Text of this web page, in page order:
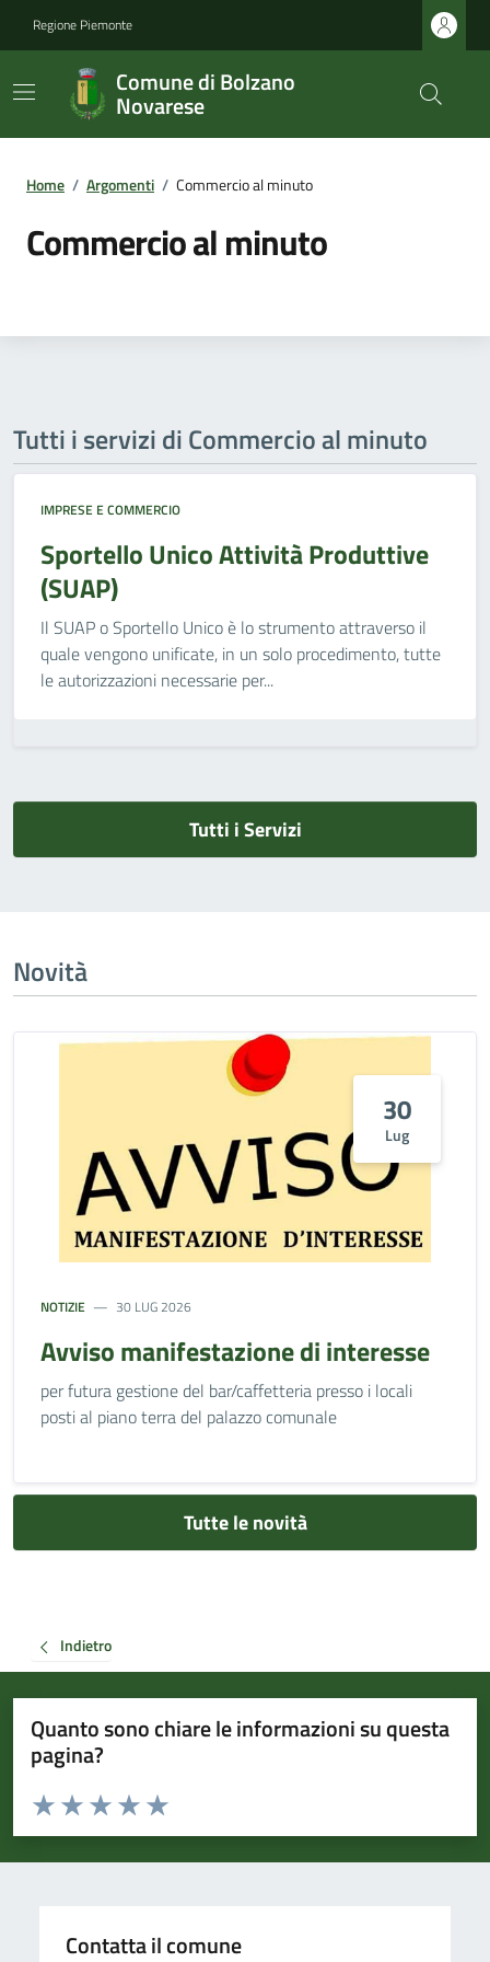
Regione Piemonte
Comune di Bolzano
Novarese
Home / Argomenti / Commercio al minuto
Commercio al minuto
Tutti i servizi di Commercio al minuto
IMPRESE E COMMERCIO
Sportello Unico Attività Produttive
(SUAP)
Il SUAP o Sportello Unico è lo strumento attraverso il
quale vengono unificate, in un solo procedimento, tutte
le autorizzazioni necessarie per...
Tutti i Servizi
Novità
30
Lug
NOTIZIE 30 LUG 2026
Avviso manifestazione di interesse
per futura gestione del bar/caffetteria presso i locali
posti al piano terra del palazzo comunale
Tutte le novità
Indietro
Quanto sono chiare le informazioni su questa
pagina?
Valuta da 1 a 5 stelle la pagina
Valuta 5 stelle su 5
Valuta 4 stelle su 5
Valuta 3 stelle su 5
Valuta 2 stelle su 5
Valuta 1 stelle su 5
Contatta il comune